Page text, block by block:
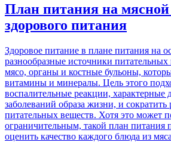
План питания на мясной
здорового питания
Здоровое питание в плане питания на
разнообразные источники питательных
мясо, органы и костные бульоны,
витамины и минералы. Цель этого
воспалительные реакции, характерные
заболеваний образа жизни, и
питательных веществ. Хотя это может
ограничительным, такой план питания
оценить качество каждого блюда из